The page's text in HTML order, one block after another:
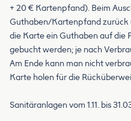
+ 20 € Kartenpfand). Beim
Guthaben/Kartenpfand zurück
die Karte ein Guthaben auf die
gebucht werden; je nach
Am Ende kann man nicht
Karte holen für die
Sanitäranlagen vom 1.11. bis